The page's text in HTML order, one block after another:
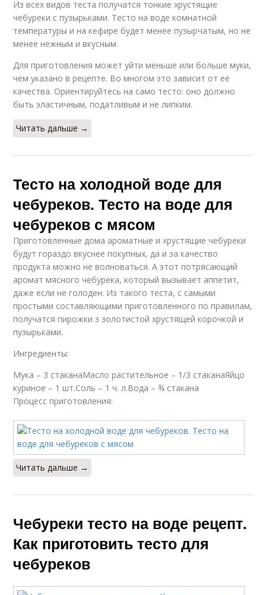
Из всех видов теста получатся тонкие хрустящие
чебуреки с пузырьками. Тесто на воде комнатной
температуры и на кефире будет менее пузырчатым, но не
менее нежным и вкусным.
Для приготовления может уйти меньше или больше муки,
чем указано в рецепте. Во многом это зависит от её
качества. Ориентируйтесь на само тесто: оно должно
быть эластичным, податливым и не липким.
Читать дальше →
Тесто на холодной воде для
чебуреков. Тесто на воде для
чебуреков с мясом
Приготовленные дома ароматные и хрустящие чебуреки
будут гораздо вкуснее покупных, да и за качество
продукта можно не волноваться. А этот потрясающий
аромат мясного чебурека, который вызывает аппетит,
даже если не голоден. Из такого теста, с самыми
простыми составляющими приготовленного по правилам,
получатся пирожки з золотистой хрустящей корочкой и
пузырьками.
Ингредиенты:
Мука – 3 стаканаМасло растительное – 1/3 стаканаЯйцо
куриное – 1 шт.Соль – 1 ч. л.Вода – ¾ стакана
Процесс приготовления:
Читать дальше →
Чебуреки тесто на воде рецепт.
Как приготовить тесто для
чебуреков